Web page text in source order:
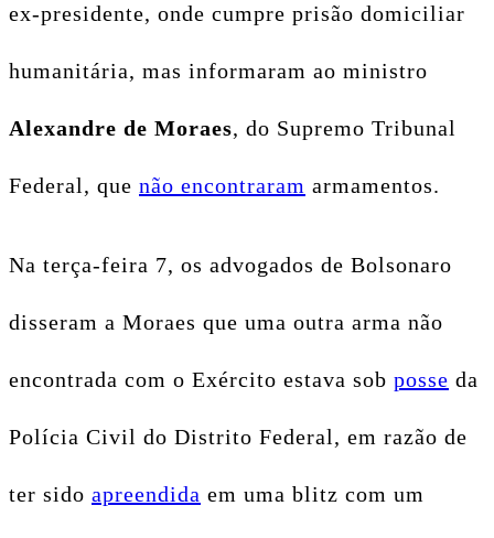
ex-presidente, onde cumpre prisão domiciliar
humanitária, mas informaram ao ministro
Alexandre de Moraes, do Supremo Tribunal
Federal, que não encontraram armamentos.
Na terça-feira 7, os advogados de Bolsonaro
disseram a Moraes que uma outra arma não
encontrada com o Exército estava sob posse da
Polícia Civil do Distrito Federal, em razão de
ter sido apreendida em uma blitz com um